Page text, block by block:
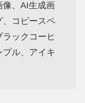
像、AI生成画
、コピースペ
ックコーヒ
ル、アイキ